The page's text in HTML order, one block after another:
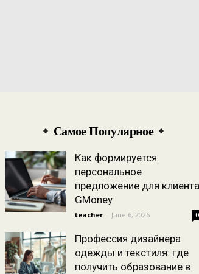
Самое Популярное
Как формируется
персональное
предложение для клиента
GMoney
teacher - June 6, 2026 0
Профессия дизайнера
одежды и текстиля: где
получить образование в